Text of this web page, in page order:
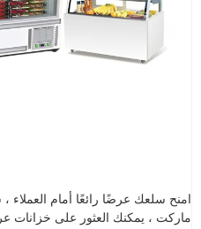
امنح سلعك عرضًا رائعًا أمام العملاء
ماركت ، يمكنك العثور على خزانات